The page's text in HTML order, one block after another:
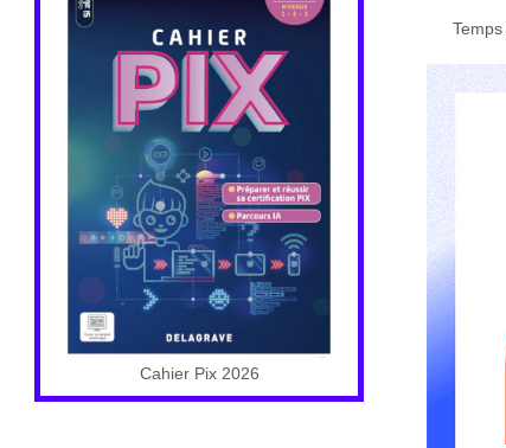
Cahier Pix 2026